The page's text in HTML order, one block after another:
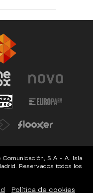
S.A - A. Isla
Reservados todos los
Política de cookies